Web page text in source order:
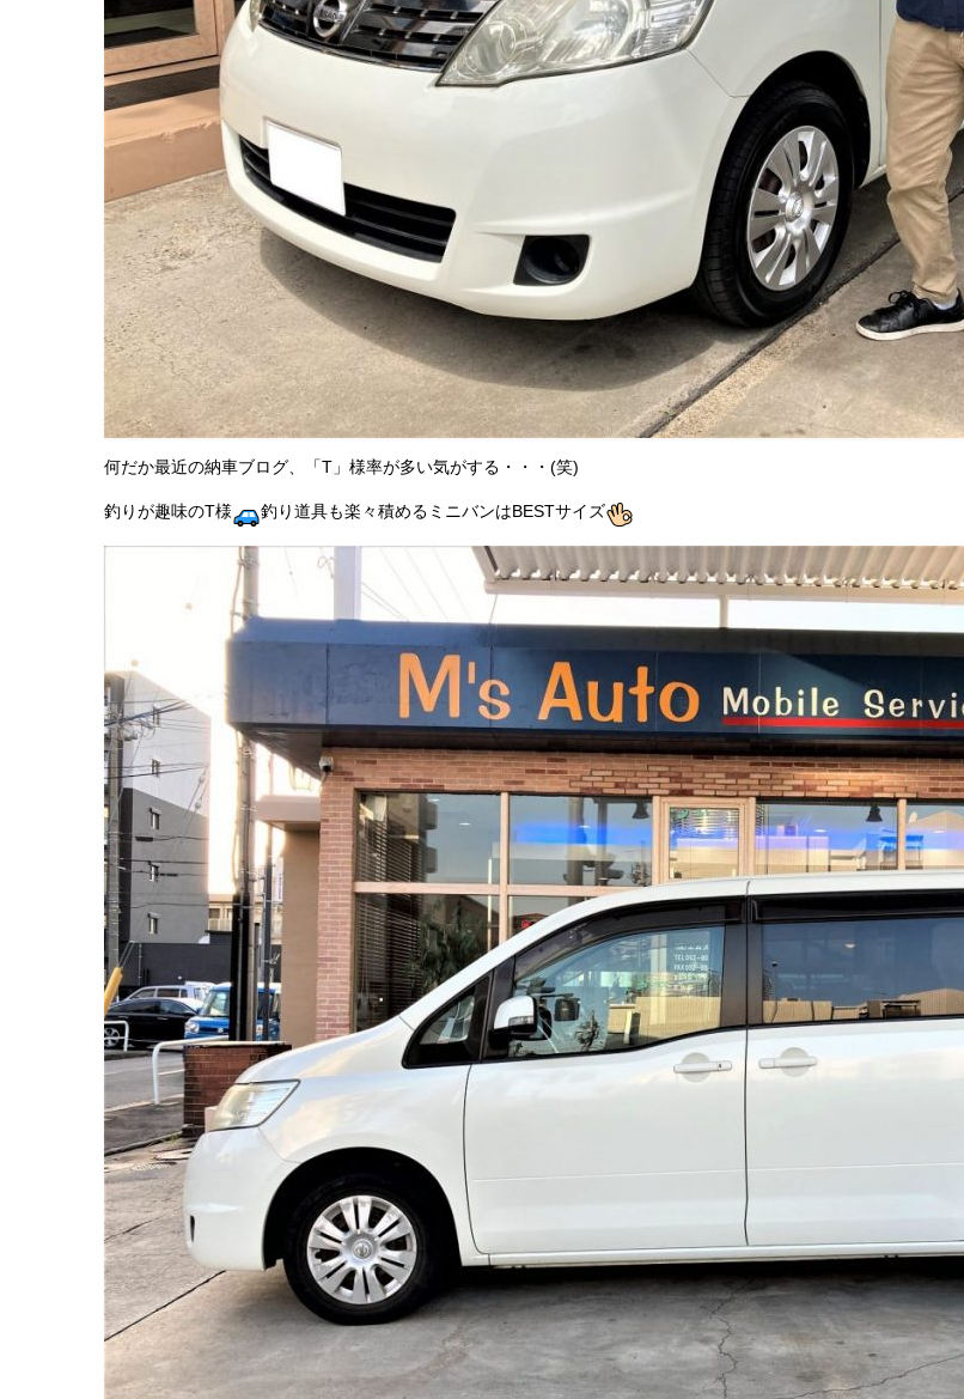
何だか最近の納車ブログ、「T」様率が多い気がする・・・(笑)
釣りが趣味のT様 釣り道具も楽々積めるミニバンはBESTサイズ